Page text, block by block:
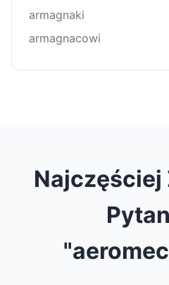
armagnaki
armagnacowi
Najczęściej